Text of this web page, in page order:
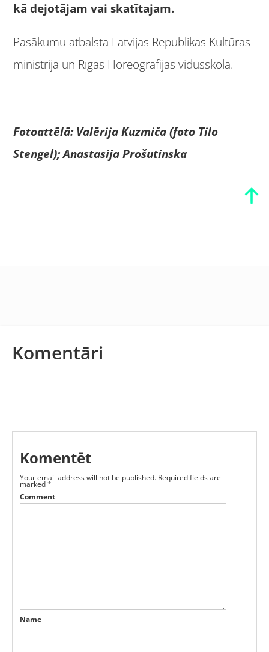
kā dejotājam vai skatītajam.
Pasākumu atbalsta Latvijas Republikas Kultūras
ministrija un Rīgas Horeogrāfijas vidusskola.
Fotoattēlā: Valērija Kuzmiča (foto Tilo
Stengel); Anastasija Prošutinska
Komentāri
Komentēt
Your email address will not be published. Required fields are
marked*
Comment
Name